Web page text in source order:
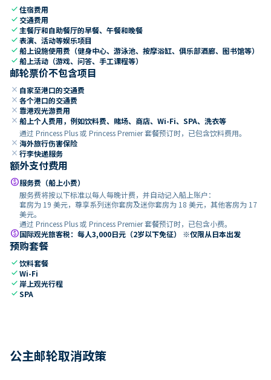
check住宿费用
check 交通费用
check 主餐厅和自助餐厅的早餐、午餐和晚餐
check表演、活动等娱乐项目
check船上设施使用费（健身中心、游泳池、按摩浴缸、俱乐部酒廊、图书馆等）
check船上活动（游戏、问答、手工课程等）
邮轮票价不包含项目
close 自家至港口的交通费
close 各个港口的交通费
close 靠港观光游费用
close 船上个人费用，例如饮料费、赌场、商店、Wi-Fi、SPA、洗衣等
通过 Princess Plus 或 Princess Premier 套餐预订时，已包含饮料费用。
close 海外旅行伤害保险
close 行李快递服务
额外支付费用
paid服务费（船上小费）
服务费将按以下标准以每人每晚计费，并自动记入船上账户：
套房为 19 美元，尊享系列迷你套房及迷你套房为 18 美元，其他客房为 17
美元。
通过 Princess Plus 或 Princess Premier 套餐预订时，已包含小费。
paid国际观光旅客税：每人3,000日元（2岁以下免征） ※仅限从日本出发
预购套餐
check饮料套餐
checkWi-Fi
check 岸上观光行程
checkSPA
公主邮轮取消政策